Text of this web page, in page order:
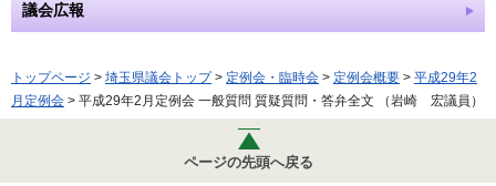
議会広報
トップページ > 埼玉県議会トップ> 定例会・臨時会 > 定例会概要 > 平成29年2
月定例会 > 平成29年2月定例会 一般質問 質疑質問・答弁全文 （岩崎 宏議員）
ページの先頭へ戻る